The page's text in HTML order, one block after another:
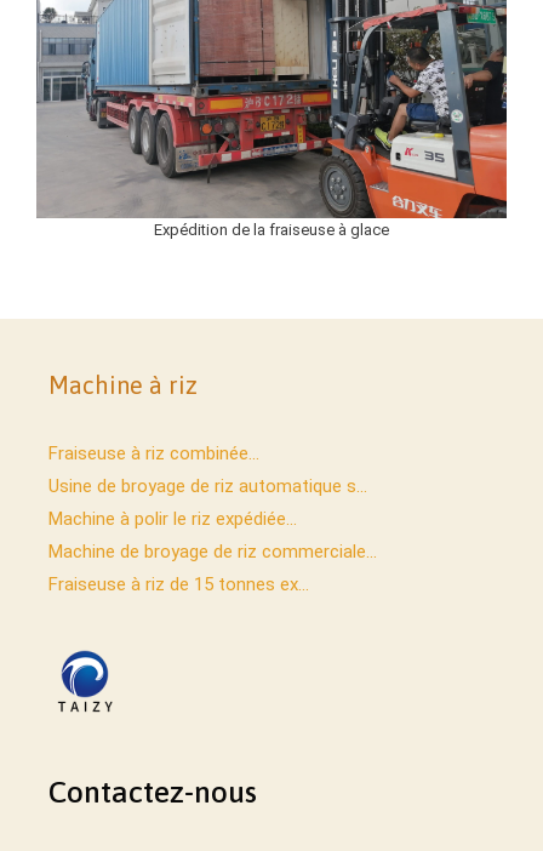
Expédition de la fraiseuse à glace
Machine à riz
Fraiseuse à riz combinée...
Usine de broyage de riz automatique s...
Machine à polir le riz expédiée...
Machine de broyage de riz commerciale...
Fraiseuse à riz de 15 tonnes ex...
Contactez-nous